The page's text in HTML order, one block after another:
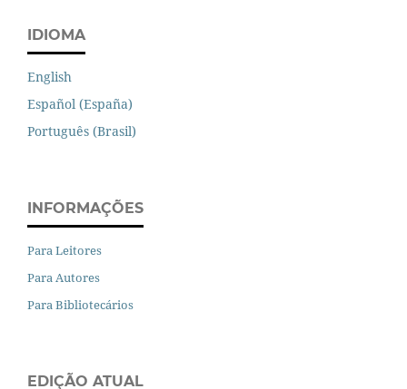
IDIOMA
English
Español (España)
Português (Brasil)
INFORMAÇÕES
Para Leitores
Para Autores
Para Bibliotecários
EDIÇÃO ATUAL